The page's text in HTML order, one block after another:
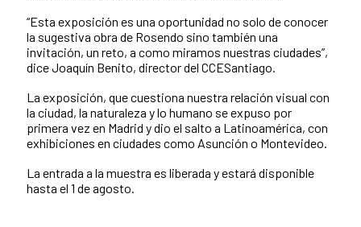
“Esta exposición es una oportunidad no solo de conocer
la sugestiva obra de Rosendo sino también una
invitación, un reto, a como miramos nuestras ciudades”,
dice Joaquín Benito, director del CCESantiago.
La exposición, que cuestiona nuestra relación visual con
la ciudad, la naturaleza y lo humano se expuso por
primera vez en Madrid y dio el salto a Latinoamérica, con
exhibiciones en ciudades como Asunción o Montevideo.
La entrada a la muestra es liberada y estará disponible
hasta el 1 de agosto.